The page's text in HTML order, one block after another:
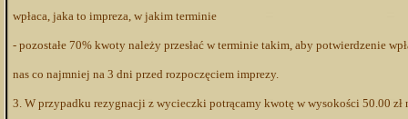
wpłaca, jaka to impreza, w jakim terminie
- pozostałe 70% kwoty należy przesłać w terminie takim, aby potwierdzenie
nas co najmniej na 3 dni przed rozpoczęciem imprezy.
3. W przypadku rezygnacji z wycieczki potrącamy kwotę w wysokości 50.00 zł